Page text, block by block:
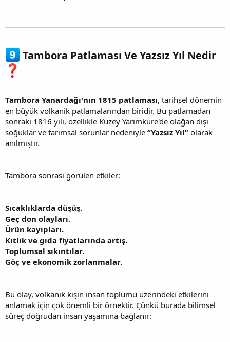
Tambora Patlaması Ve Yazsız Yıl Nedir
Tambora Yanardağı'nın 1815 patlaması, tarihsel dönemin
en büyük volkanik patlamalarından biridir. Bu patlamadan
sonraki 1816 yılı, özellikle Kuzey Yarımküre'de olağan dışı
soğuklar ve tarımsal sorunlar nedeniyle “Yazsız Yıl” olarak
anılmıştır.
Tambora sonrası görülen etkiler:
Sıcaklıklarda düşüş.
Geç don olayları.
Ürün kayıpları.
Kıtlık ve gıda fiyatlarında artış.
Toplumsal sıkıntılar.
Göç ve ekonomik zorlanmalar.
Bu olay, volkanik kışın insan toplumu üzerindeki etkilerini
anlamak için çok önemli bir örnektir. Çünkü burada bilimsel
süreç doğrudan insan yaşamına bağlanır: